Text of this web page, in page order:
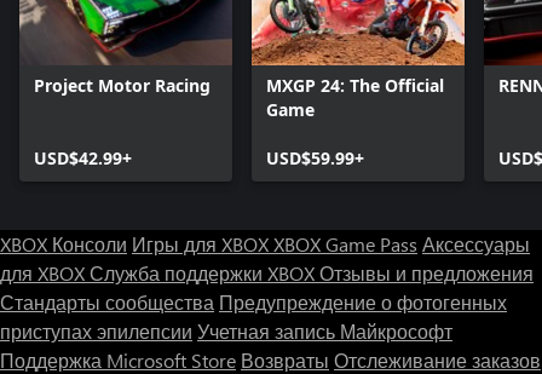
Project Motor Racing
USD$42.99+
MXGP 24: The Official
Game
USD$59.99+
XBOX Консоли Игры для XBOXXBOX Game Pass Аксессуары
для XBOXСлужба поддержки XBOXОтзывы и предложения
Стандарты сообщества Предупреждение о фотогенных
приступах эпилепсии Учетная запись Майкрософт
Поддержка Microsoft Store Возвраты Отслеживание заказов